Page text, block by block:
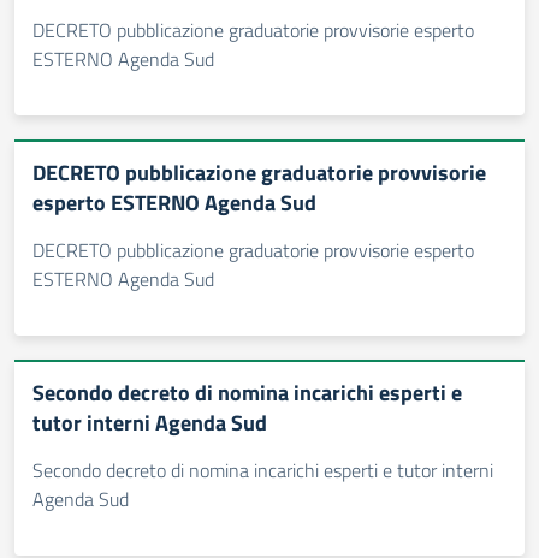
DECRETO pubblicazione graduatorie provvisorie esperto
ESTERNO Agenda Sud
DECRETO pubblicazione graduatorie provvisorie
esperto ESTERNO Agenda Sud
DECRETO pubblicazione graduatorie provvisorie esperto
ESTERNO Agenda Sud
Secondo decreto di nomina incarichi esperti e
tutor interni Agenda Sud
Secondo decreto di nomina incarichi esperti e tutor interni
Agenda Sud